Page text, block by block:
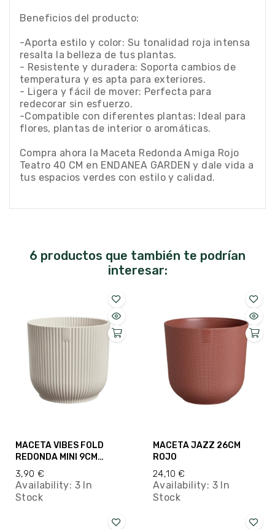
Beneficios del producto:
-Aporta estilo y color: Su tonalidad roja intensa
resalta la belleza de tus plantas.
- Resistente y duradera: Soporta cambios de
temperatura y es apta para exteriores.
- Ligera y fácil de mover: Perfecta para
redecorar sin esfuerzo.
-Compatible con diferentes plantas: Ideal para
flores, plantas de interior o aromáticas.
Compra ahora la Maceta Redonda Amiga Rojo
Teatro 40 CM en ENDANEA GARDEN y dale vida a
tus espacios verdes con estilo y calidad.
6 productos que también te podrían
interesar:
MACETA VIBES FOLD
REDONDA MINI 9CM
BLANCO LINO
3,90 €
Availability: 3 In
Stock
MACETA JAZZ 26CM
ROJO
24,10 €
Availability: 3 In
Stock